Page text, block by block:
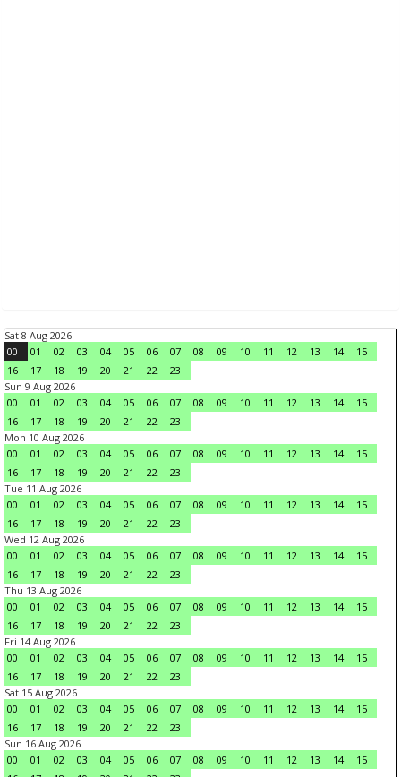
Sat 8 Aug 2026
00
01 02 03 04 05 06 07 08 09 10 11 12 13 14
15
16
17 18 19 20 21 22
23
Sun 9 Aug 2026
00
01 02 03 04 05 06 07 08 09 10 11 12 13 14
15
16
17 18 19 20 21 22
23
Mon 10 Aug 2026
00
01 02 03 04 05 06 07 08 09 10 11 12 13 14
15
16
17 18 19 20 21 22
23
Tue 11 Aug 2026
00
01 02 03 04 05 06 07 08 09 10 11 12 13 14
15
16
17 18 19 20 21 22
23
Wed 12 Aug 2026
00
01 02 03 04 05 06 07 08 09 10 11 12 13 14
15
16
17 18 19 20 21 22
23
Thu 13 Aug 2026
00
01 02 03 04 05 06 07 08 09 10 11 12 13 14
15
16
17 18 19 20 21 22
23
Fri 14 Aug 2026
00
01 02 03 04 05 06 07 08 09 10 11 12 13 14
15
16
17 18 19 20 21 22
23
Sat 15 Aug 2026
00
01 02 03 04 05 06 07 08 09 10 11 12 13 14
15
16
17 18 19 20 21 22
23
Sun 16 Aug 2026
00
01 02 03 04 05 06 07 08 09 10 11 12 13 14
15